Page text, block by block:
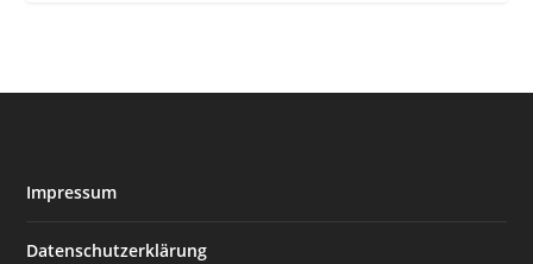
Impressum
Datenschutzerklärung